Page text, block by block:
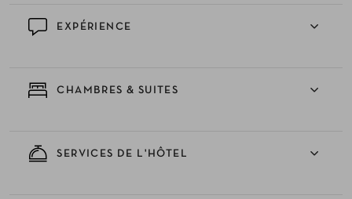
EXPÉRIENCE
CHAMBRES & SUITES
SERVICES DE L'HÔTEL